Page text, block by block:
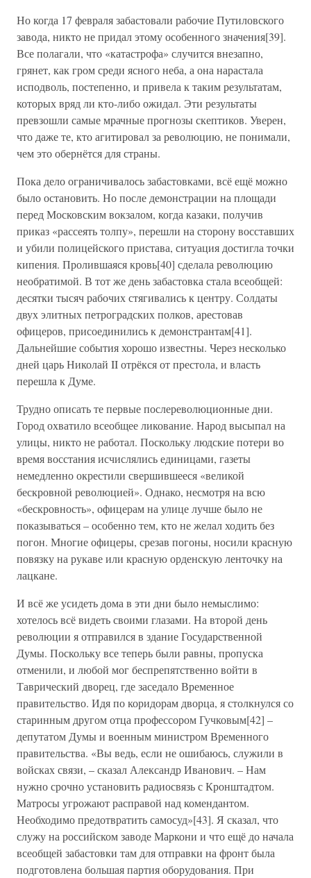
Но когда 17 февраля забастовали рабочие Путиловского
завода, никто не придал этому особенного значения[39].
Все полагали, что «катастрофа» случится внезапно,
грянет, как гром среди ясного неба, а она нарастала
исподволь, постепенно, и привела к таким результатам,
которых вряд ли кто-либо ожидал. Эти результаты
превзошли самые мрачные прогнозы скептиков. Уверен,
что даже те, кто агитировал за революцию, не понимали,
чем это обернётся для страны.
Пока дело ограничивалось забастовками, всё ещё можно
было остановить. Но после демонстрации на площади
перед Московским вокзалом, когда казаки, получив
приказ «рассеять толпу», перешли на сторону восставших
и убили полицейского пристава, ситуация достигла точки
кипения. Пролившаяся кровь[40] сделала революцию
необратимой. В тот же день забастовка стала всеобщей:
десятки тысяч рабочих стягивались к центру. Солдаты
двух элитных петроградских полков, арестовав
офицеров, присоединились к демонстрантам[41].
Дальнейшие события хорошо известны. Через несколько
дней царь Николай II отрёкся от престола, и власть
перешла к Думе.
Трудно описать те первые послереволюционные дни.
Город охватило всеобщее ликование. Народ высыпал на
улицы, никто не работал. Поскольку людские потери во
время восстания исчислялись единицами, газеты
немедленно окрестили свершившееся «великой
бескровной революцией». Однако, несмотря на всю
«бескровность», офицерам на улице лучше было не
показываться – особенно тем, кто не желал ходить без
погон. Многие офицеры, срезав погоны, носили красную
повязку на рукаве или красную орденскую ленточку на
лацкане.
И всё же усидеть дома в эти дни было немыслимо:
хотелось всё видеть своими глазами. На второй день
революции я отправился в здание Государственной
Думы. Поскольку все теперь были равны, пропуска
отменили, и любой мог беспрепятственно войти в
Таврический дворец, где заседало Временное
правительство. Идя по коридорам дворца, я столкнулся со
старинным другом отца профессором Гучковым[42] –
депутатом Думы и военным министром Временного
правительства. «Вы ведь, если не ошибаюсь, служили в
войсках связи, – сказал Александр Иванович. – Нам
нужно срочно установить радиосвязь с Кронштадтом.
Матросы угрожают расправой над комендантом.
Необходимо предотвратить самосуд»[43]. Я сказал, что
служу на российском заводе Маркони и что ещё до начала
всеобщей забастовки там для отправки на фронт была
подготовлена большая партия оборудования. При